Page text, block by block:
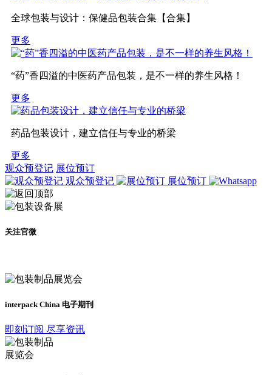
全球包装与设计：保健品包装合集【合集】
更多
“药”香四溢的中医药产品包装，是不一样的养生风格！
更多
药品包装设计，建立信任与专业的桥梁
更多
观众预登记 展位预订
观众预登记
展位预订
关注官微
interpack China 电子期刊
即刻订阅 尽享资讯